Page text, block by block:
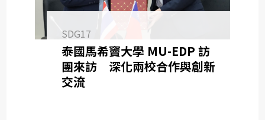
SDG17
泰國馬希竇大學 MU-EDP 訪
團來訪 深化兩校合作與創新
交流